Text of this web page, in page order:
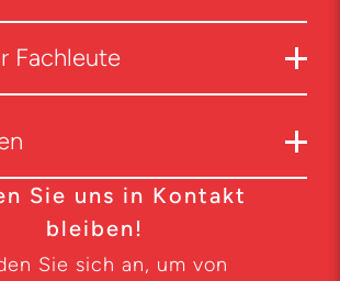
Fachleute
Sie uns in Kontakt
bleiben!
Sie sich an, um von